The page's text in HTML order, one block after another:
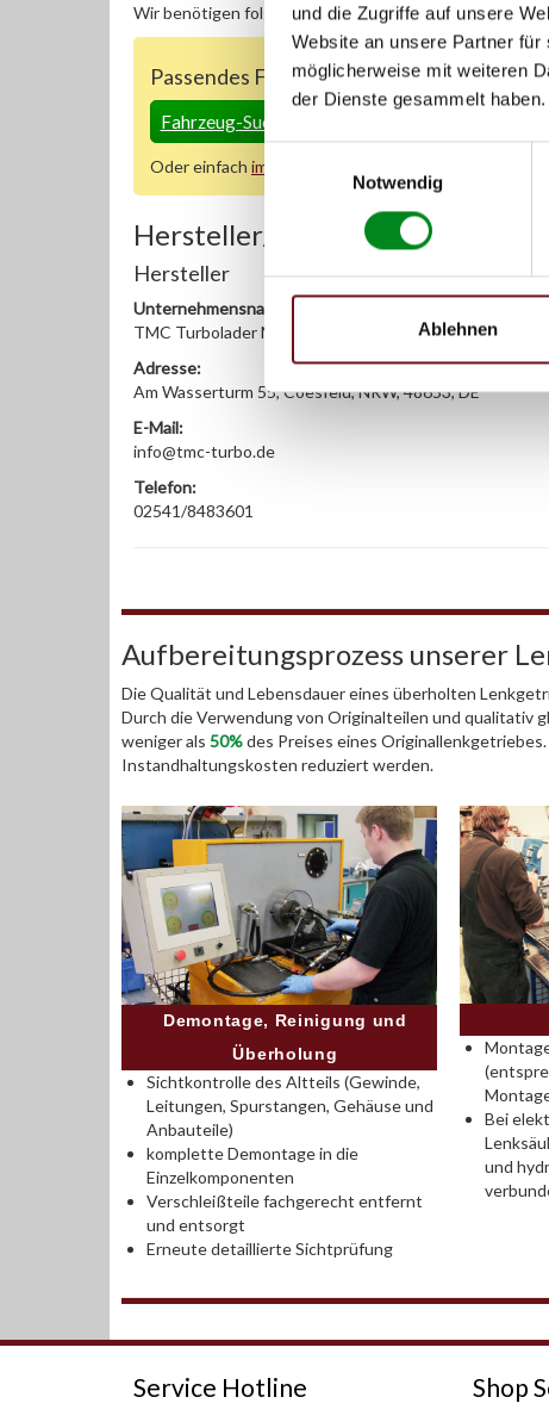
und die Zugriffe auf unsere
Website an unsere Partner
möglicherweise mit weiteren
der Dienste gesammelt haben.
Notwendig
Ablehnen
Wir benötigen folgende Fahrzeugdaten:
Passendes Fahrzeug nicht dabei?
Fahrzeug-Suche für AT-Servopumpen
Oder einfach im Chat
Hersteller/EU Verantwortliche
Hersteller
Unternehmensname:
TMC Turbolader Manufaktur Coesfeld
Adresse:
Am Wasserturm 55, Coesfeld, NRW, 48653, DE
E-Mail:
info@tmc-turbo.de
Telefon:
02541/8483601
Aufbereitungsprozess unserer
Die Qualität und Lebensdauer eines überholten
Durch die Verwendung von Originalteilen und qualitativ
weniger als 50%des Preises eines
Instandhaltungskosten reduziert werden.
Demontage, Reinigung und
Überholung
Sichtkontrolle des Altteils (Gewinde,
Leitungen, Spurstangen, Gehäuse und
Anbauteile)
komplette Demontage in die
Einzelkomponenten
Verschleißteile fachgerecht entfernt
und entsorgt
Erneute detaillierte Sichtprüfung
Bei
und
Service Hotline Shop